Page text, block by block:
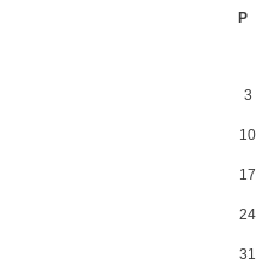
P
3
10
17
24
31